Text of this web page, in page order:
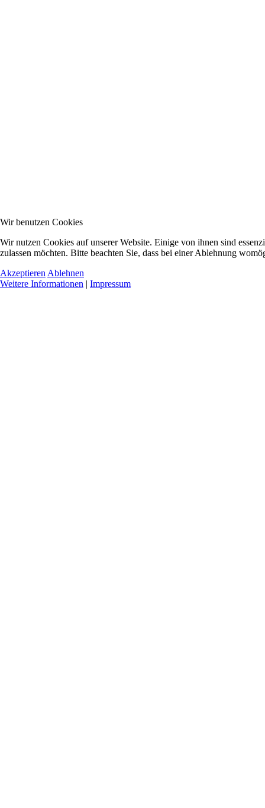
Wir benutzen Cookies
Wir nutzen Cookies auf unserer Website. Einige von ihnen sind
zulassen möchten. Bitte beachten Sie, dass bei einer Ablehnung
Akzeptieren Ablehnen
Weitere Informationen | Impressum